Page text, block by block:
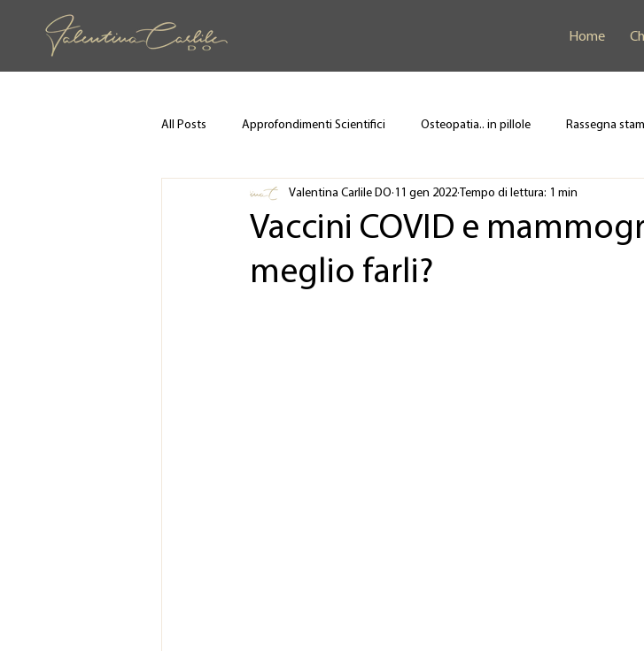
Home
All Posts Approfondimenti Scientifici Osteopatia.. in pillole Rassegna
Vaccini COVID e
meglio farli?
Valentina Carlile DO 11 gen 2022 Tempo di lettura: 1 min